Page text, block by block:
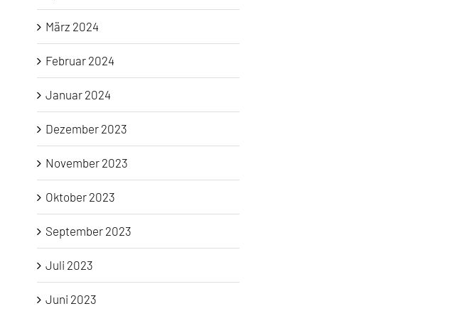
März 2024
Februar 2024
Januar 2024
Dezember 2023
November 2023
Oktober 2023
September 2023
Juli 2023
Juni 2023